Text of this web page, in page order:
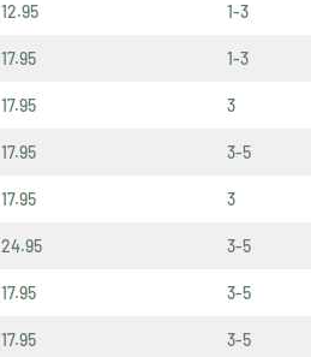
12.95 1-3
17.95 1-3
17.95 3
17.95 3-5
17.95 3
24.95 3-5
17.95 3-5
17.95 3-5